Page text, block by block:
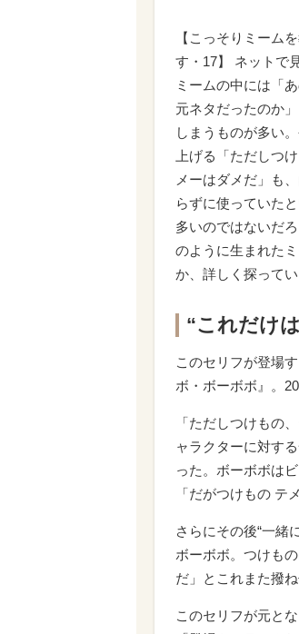
【こっそりミーム
す・17】 ネットで
ミームの中には「
元ネタだったのか
しまうものが多い
上げる「ただしつ
メーはダメだ」も
らずに使っていた
多いのではないだ
のように生まれた
か、詳しく探ってい
“これだけ
このセリフが登場
ボ・ボーボボ』。
「ただしつけもの
ャラクターに対す
った。ボーボボは
「だがつけもの テ
さらにその後“一緒
ボーボボ。つけも
だ」とこれまた撥
このセリフが元と